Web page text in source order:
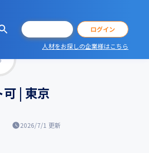
ログイン
人材をお探しの企業様はこちら
| 東京
2026/7/1 更新